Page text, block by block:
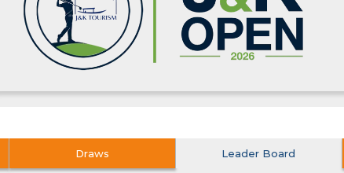
Draws Leader Board